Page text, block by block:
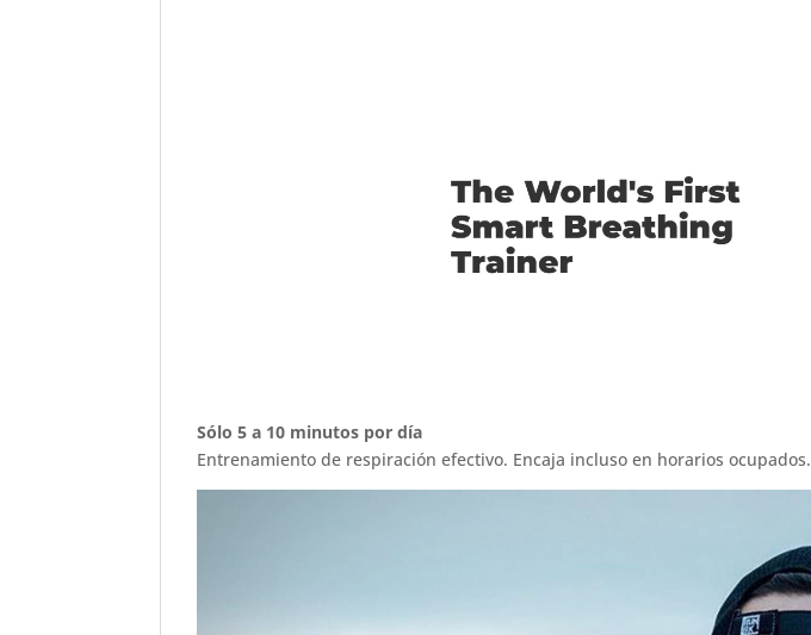
Sólo 5 a 10 minutos por día
Entrenamiento de respiración efectivo. Encaja incluso en horarios ocupados.